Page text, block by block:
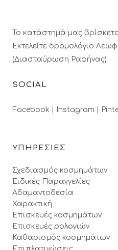
Το κατάστημά μας
Εκτελείτε δρομολόγιο
(Διασταύρωση Ραφήνας)
SOCIAL
Facebook | Instagram |
ΥΠΗΡΕΣΙΕΣ
Σχεδιασμός κοσμημάτων
Ειδικές Παραγγελίες
Αδαμαντοδεσία
Χαρακτική
Επισκευές κοσμημάτων
Επισκευές ρολογιών
Καθαρισμός κοσμημάτων